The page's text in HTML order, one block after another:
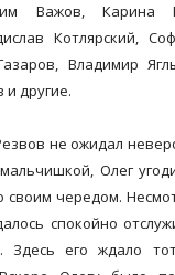
Важов, Карина
Котлярский,
Владимир
другие.
не ожидал
Олег
своим чередом.
спокойно
Здесь его ждало